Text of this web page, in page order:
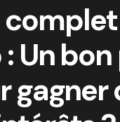
: Un
gagner